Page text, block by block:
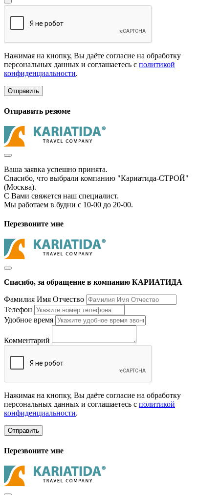
Нажимая на кнопку, Вы даёте согласие на обработку
персональных данных и соглашаетесь с политикой
конфиденциальности.
Отправить
Отправить резюме
Ваша заявка успешно принята.
Спасибо, что выбрали компанию "Кариатида-СТРОЙ"
(Москва).
С Вами свяжется наш специалист.
Мы работаем в будни с 10-00 до 20-00.
Перезвоните мне
Спасибо, за обращение в компанию КАРИАТИДА
Фамилия Имя Отчество
Телефон
Удобное время
Комментарий
Нажимая на кнопку, Вы даёте согласие на обработку
персональных данных и соглашаетесь с политикой
конфиденциальности.
Отправить
Перезвоните мне